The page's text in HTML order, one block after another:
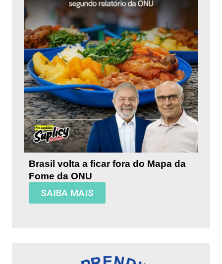
Brasil volta a ficar fora do Mapa da
Fome da ONU
SAIBA MAIS